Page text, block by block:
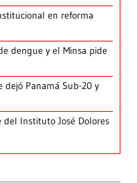
en reforma
dengue y el Minsa pide
dejó Panamá Sub-20 y
Instituto José Dolores